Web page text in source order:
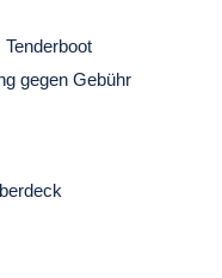
gegen Gebühr